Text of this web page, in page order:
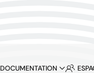
DOCUMENTATION